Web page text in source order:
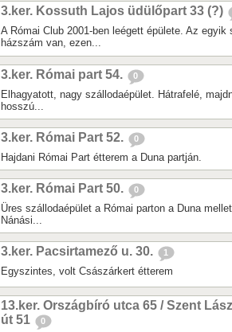
3.ker. Kossuth Lajos üdülőpart 33 (?)
A Római Club 2001-ben leégett épülete. Az
házszám van, ezen...
3.ker. Római part 54. 0
Elhagyatott, nagy szállodaépület. Hátrafelé,
hosszú...
3.ker. Római Part 52. 0
Hajdani Római Part étterem a Duna partján.
3.ker. Római Part 50. 0
Üres szállodaépület a Római parton a Duna
Nánási...
3.ker. Pacsirtamező u. 30. 1
Egyszintes, volt Császárkert étterem
13.ker. Országbíró utca 65 / Szent
út 51
0